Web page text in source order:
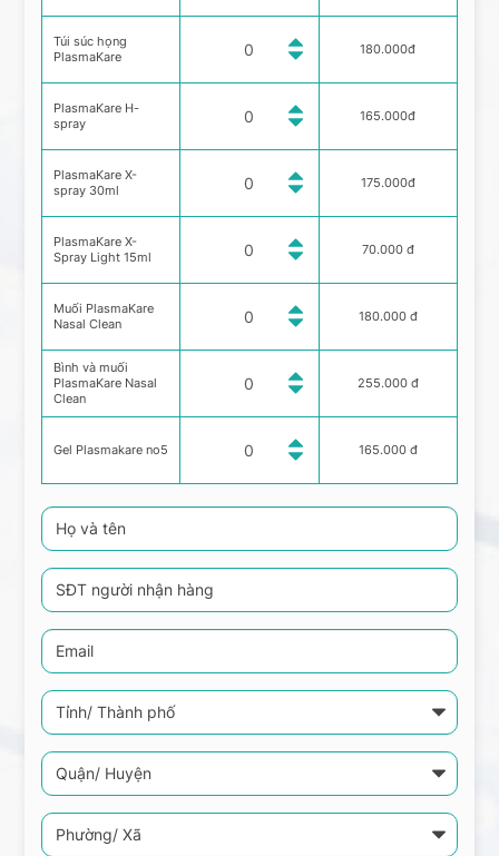
Túi súc họng
PlasmaKare
PlasmaKare H-
spray
PlasmaKare X-
spray 30ml
PlasmaKare X-
Spray Light 15ml
Muối PlasmaKare
Nasal Clean
Bình và muối
PlasmaKare Nasal
Clean
Gel Plasmakare no5
180.000đ
165.000đ
175.000đ
70.000 đ
180.000 đ
255.000 đ
165.000 đ